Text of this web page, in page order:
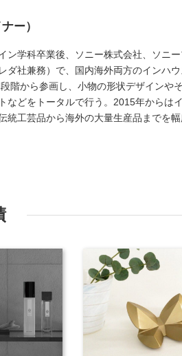
ー）
ン学科卒業後、ソニー株式会社、ソニ
ダ社兼務）で、国内海外両方のインハ
階から参画し、小物の形状デザインや
などをトータルで行う。2015年からは
統工芸品から海外の大量生産品までを